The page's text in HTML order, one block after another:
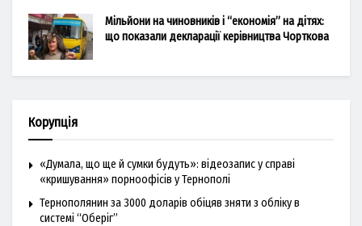
Мільйони на чиновників і “економія” на дітях:
що показали декларації керівництва Чорткова
Корупція
«Думала, що ще й сумки будуть»: відеозапис у справі
«кришування» порноофісів у Тернополі
Тернополянин за 3000 доларів обіцяв зняти з обліку в
системі “Оберіг”